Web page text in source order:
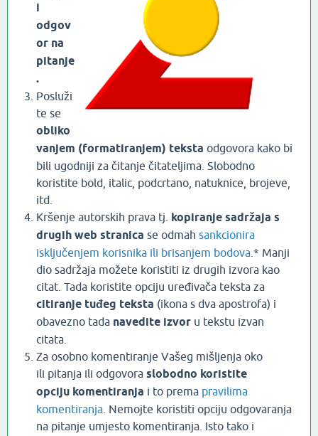
i
odgov
or na
pitanje
.
Posluži
te se
obliko
vanjem (formatiranjem) teksta odgovora kako bi
bili ugodniji za čitanje čitateljima. Slobodno
koristite bold, italic, podcrtano, natuknice, brojeve,
itd.
Kršenje autorskih prava tj. kopiranje sadržaja s
drugih web stranica se odmah sankcionira
isključenjem korisnika ili brisanjem bodova .* Manji
dio sadržaja možete koristiti iz drugih izvora kao
citat. Tada koristite opciju uređivača teksta za
citiranje tuđeg teksta (ikona s dva apostrofa) i
obavezno tada navedite izvor u tekstu izvan
citata.
Za osobno komentiranje Vašeg mišljenja oko
ili pitanja ili odgovora slobodno koristite
opciju komentiranja i to prema pravilima
komentiranja . Nemojte koristiti opciju odgovaranja
na pitanje umjesto komentiranja. Isto tako i